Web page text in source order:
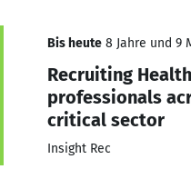
Bis heute 8 Jahre und 9
Recruiting
professionals
critical sector
Insight Rec